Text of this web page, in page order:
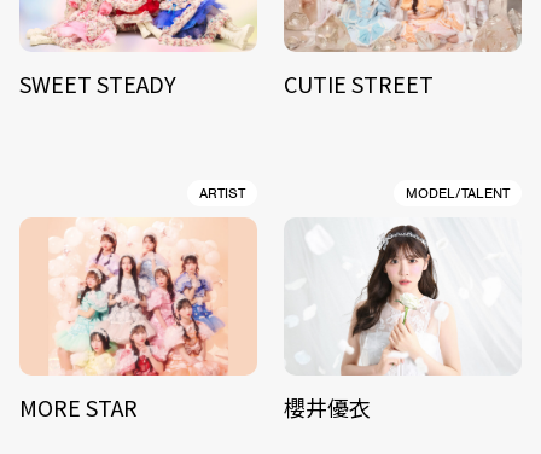
SWEET STEADY CUTIE STREET
ARTIST
MORE STAR
MODEL/TALENT
櫻井優衣